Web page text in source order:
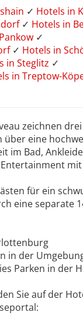
✓ Hotels in
✓ Hotels in
✓
✓ Hotels in
in Steglitz ✓
in Treptow-
zeichnen
eine
im Bad,
mit
für ein
eine separate
in der
Parken in der
Sie auf der